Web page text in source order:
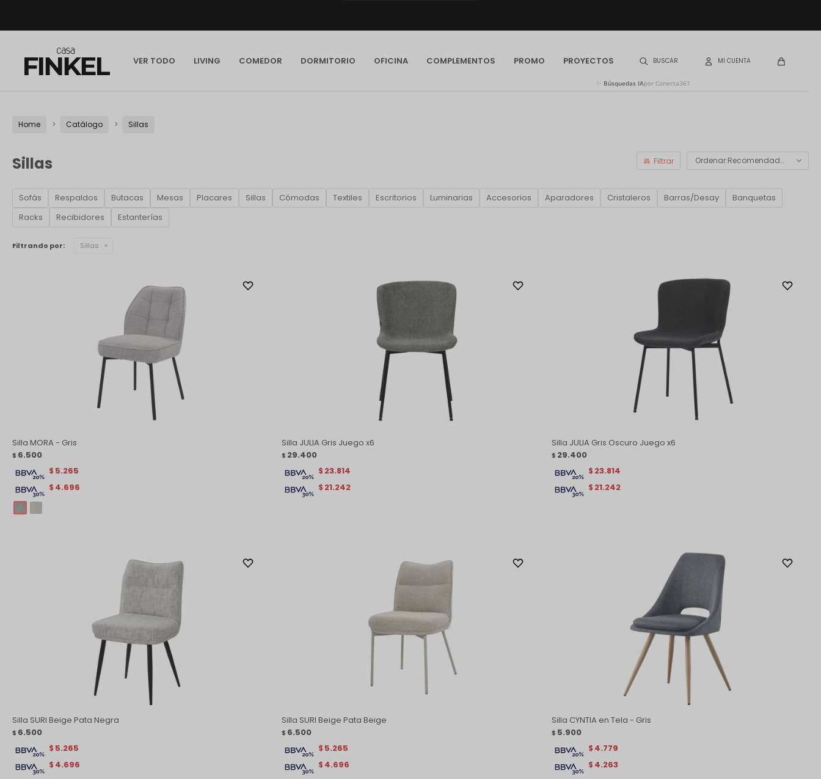
VER TODO LIVING COMEDOR DORMITORIO OFICINA COMPLEMENTOS PROMO PROYECTOS
Búsquedas IApor Conecta361
Home Catálogo Sillas
Sillas Recomendados
Sofás Respaldos Butacas Mesas Placares Sillas Cómodas Textiles Escritorios Luminarias Accesorios Aparadores Cristaleros Barras/Desay
Banquetas
Racks
Recibidores Estanterías
Filtrando por: Sillas
Silla MORA - Gris
$ 6.500
$ 4.696
$ 5.265
Silla JULIA Gris Juego x6
$ 29.400
$ 21.242
$ 23.814
Silla JULIA Gris Oscuro Juego x6
$ 29.400
$ 21.242
$ 23.814
Silla SURI Beige Pata Negra
$ 6.500
$ 4.696
$ 5.265
Silla SURI Beige Pata Beige
$ 6.500
$ 4.696
$ 5.265
Silla CYNTIA en Tela - Gris
$ 5.900
$ 4.263
$ 4.779